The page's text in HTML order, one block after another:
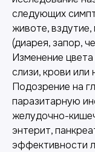
следующих
животе,
(диарея, запор,
Изменение
слизи, крови
Подозрение на
паразитарную
желудочно-
энтерит,
эффективности